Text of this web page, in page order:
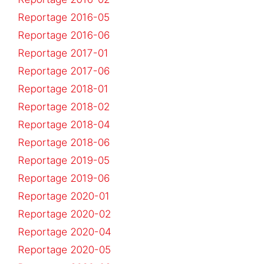
Reportage 2016-05
Reportage 2016-06
Reportage 2017-01
Reportage 2017-06
Reportage 2018-01
Reportage 2018-02
Reportage 2018-04
Reportage 2018-06
Reportage 2019-05
Reportage 2019-06
Reportage 2020-01
Reportage 2020-02
Reportage 2020-04
Reportage 2020-05